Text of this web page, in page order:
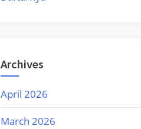
Archives
April 2026
March 2026